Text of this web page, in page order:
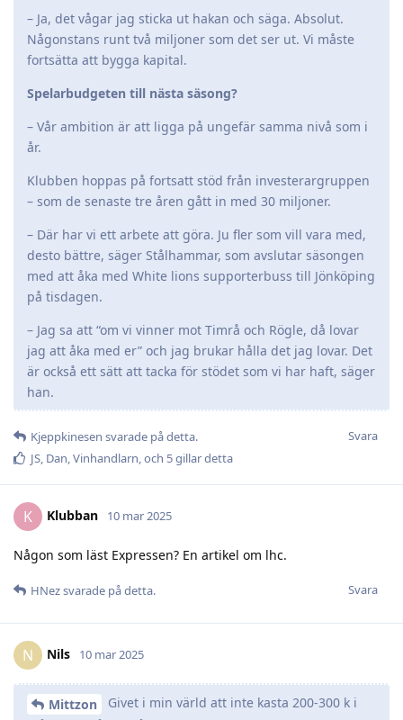
– Ja, det vågar jag sticka ut hakan och säga. Absolut.
Någonstans runt två miljoner som det ser ut. Vi måste
fortsätta att bygga kapital.
Spelarbudgeten till nästa säsong?
– Vår ambition är att ligga på ungefär samma nivå som i
år.
Klubben hoppas på fortsatt stöd från investerargruppen
– som de senaste tre åren gått in med 30 miljoner.
– Där har vi ett arbete att göra. Ju fler som vill vara med,
desto bättre, säger Stålhammar, som avslutar säsongen
med att åka med White lions supporterbuss till Jönköping
på tisdagen.
– Jag sa att “om vi vinner mot Timrå och Rögle, då lovar
jag att åka med er” och jag brukar hålla det jag lovar. Det
är också ett sätt att tacka för stödet som vi har haft, säger
han.
Svara
Kjeppkinesen svarade på detta.
JS, Dan,Vinhandlarn, och 5gillar detta
K Klubban 10 mar 2025
Någon som läst Expressen? En artikel om lhc.
Svara
HNezsvarade på detta.
N Nils 10 mar 2025
Mittzon
Givet i min värld att inte kasta 200-300 k i